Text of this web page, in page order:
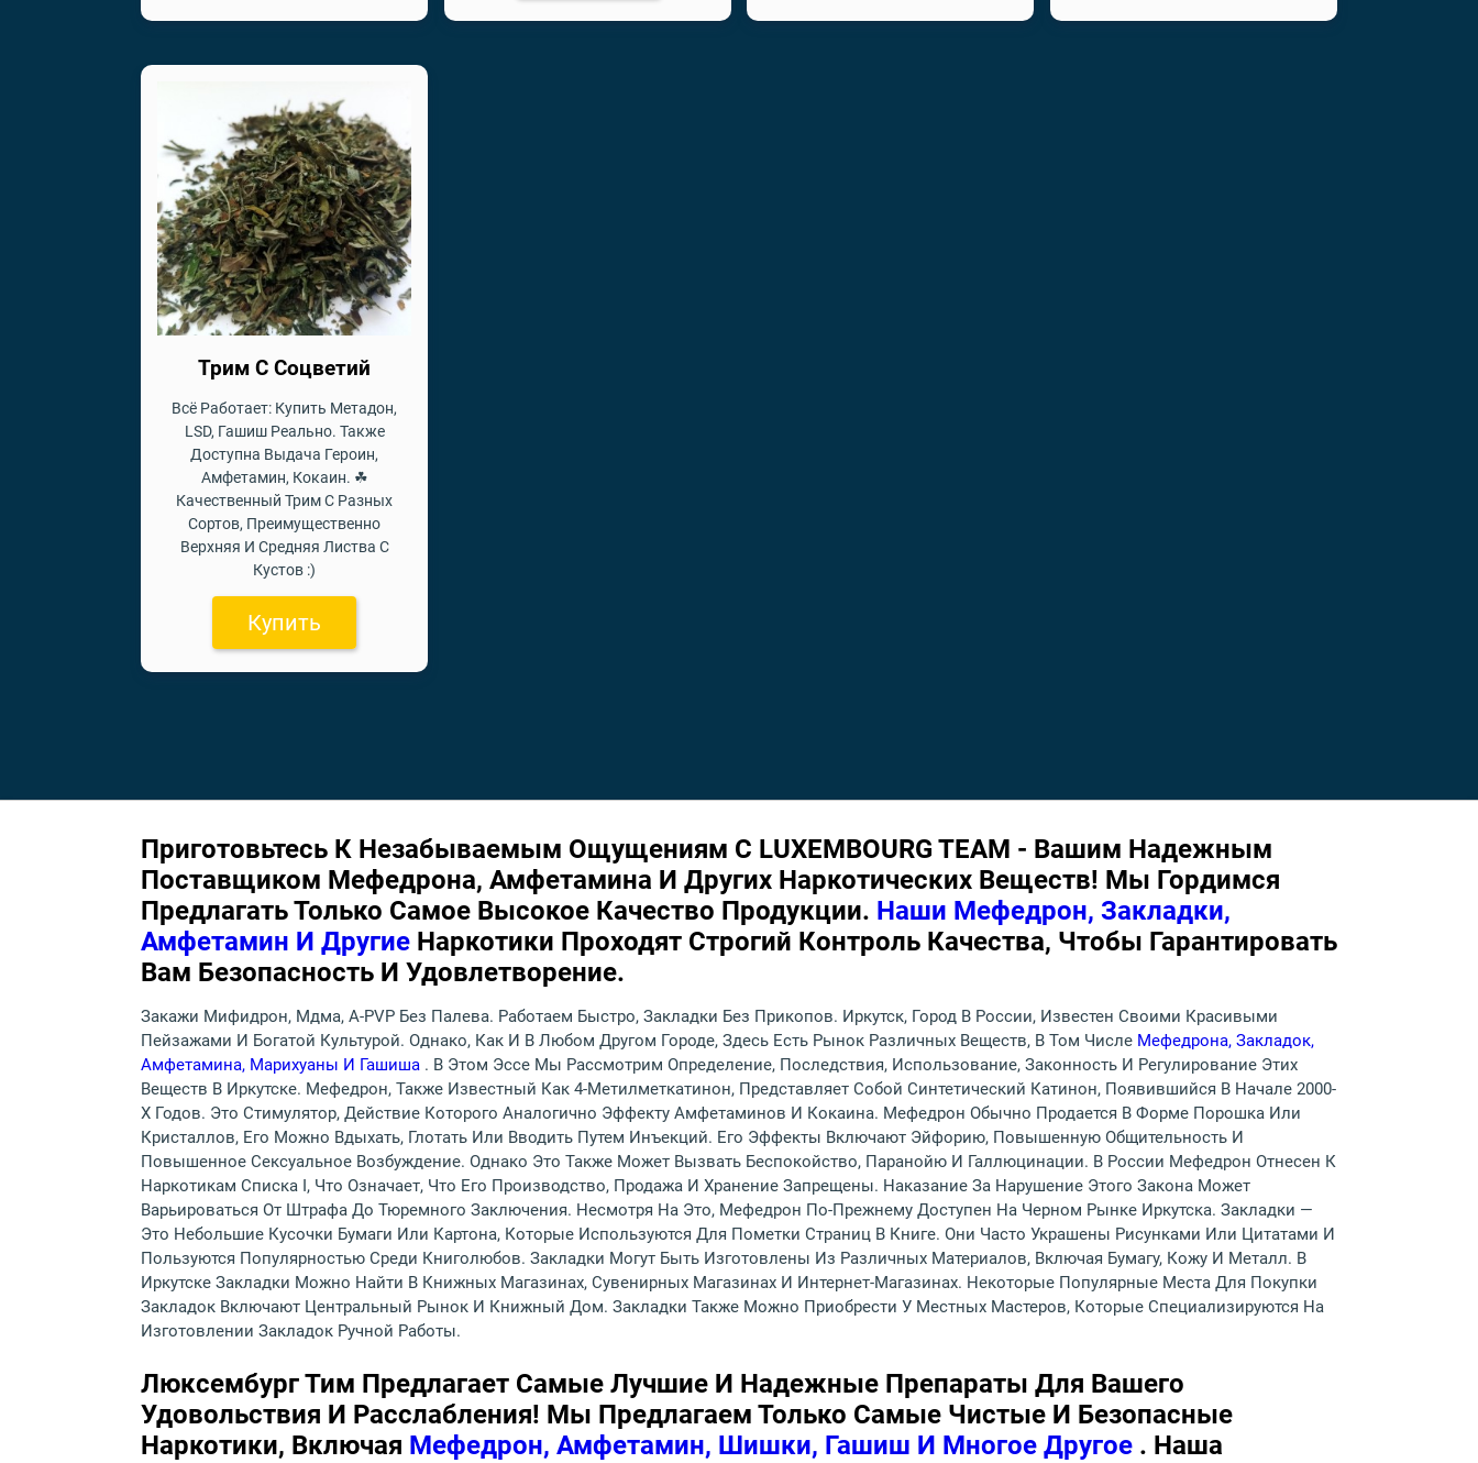
Трим С Соцветий
Всё Работает: Купить Метадон,
LSD, Гашиш Реально. Также
Доступна Выдача Героин,
Амфетамин, Кокаин. ☘
Качественный Трим С Разных
Сортов, Преимущественно
Верхняя И Средняя Листва С
Кустов :)
Купить
Приготовьтесь К Незабываемым Ощущениям С LUXEMBOURG TEAM - Вашим Надежным
Поставщиком Мефедрона, Амфетамина И Других Наркотических Веществ! Мы Гордимся
Предлагать Только Самое Высокое Качество Продукции. Наши Мефедрон, Закладки,
Амфетамин И Другие Наркотики Проходят Строгий Контроль Качества, Чтобы Гарантировать
Вам Безопасность И Удовлетворение.
Закажи Мифидрон, Мдма, A-PVP Без Палева. Работаем Быстро, Закладки Без Прикопов. Иркутск, Город В России, Известен Своими Красивыми
Пейзажами И Богатой Культурой. Однако, Как И В Любом Другом Городе, Здесь Есть Рынок Различных Веществ, В Том Числе Мефедрона, Закладок,
Амфетамина, Марихуаны И Гашиша . В Этом Эссе Мы Рассмотрим Определение, Последствия, Использование, Законность И Регулирование Этих
Веществ В Иркутске. Мефедрон, Также Известный Как 4-Метилметкатинон, Представляет Собой Синтетический Катинон, Появившийся В Начале 2000-
Х Годов. Это Стимулятор, Действие Которого Аналогично Эффекту Амфетаминов И Кокаина. Мефедрон Обычно Продается В Форме Порошка Или
Кристаллов, Его Можно Вдыхать, Глотать Или Вводить Путем Инъекций. Его Эффекты Включают Эйфорию, Повышенную Общительность И
Повышенное Сексуальное Возбуждение. Однако Это Также Может Вызвать Беспокойство, Паранойю И Галлюцинации. В России Мефедрон Отнесен К
Наркотикам Списка I, Что Означает, Что Его Производство, Продажа И Хранение Запрещены. Наказание За Нарушение Этого Закона Может
Варьироваться От Штрафа До Тюремного Заключения. Несмотря На Это, Мефедрон По-Прежнему Доступен На Черном Рынке Иркутска. Закладки —
Это Небольшие Кусочки Бумаги Или Картона, Которые Используются Для Пометки Страниц В Книге. Они Часто Украшены Рисунками Или Цитатами И
Пользуются Популярностью Среди Книголюбов. Закладки Могут Быть Изготовлены Из Различных Материалов, Включая Бумагу, Кожу И Металл. В
Иркутске Закладки Можно Найти В Книжных Магазинах, Сувенирных Магазинах И Интернет-Магазинах. Некоторые Популярные Места Для Покупки
Закладок Включают Центральный Рынок И Книжный Дом. Закладки Также Можно Приобрести У Местных Мастеров, Которые Специализируются На
Изготовлении Закладок Ручной Работы.
Люксембург Тим Предлагает Самые Лучшие И Надежные Препараты Для Вашего
Удовольствия И Расслабления! Мы Предлагаем Только Самые Чистые И Безопасные
Наркотики, Включая Мефедрон, Амфетамин, Шишки, Гашиш И Многое Другое . Наша